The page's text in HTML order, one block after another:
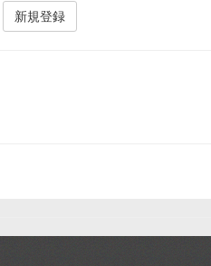
新規登録